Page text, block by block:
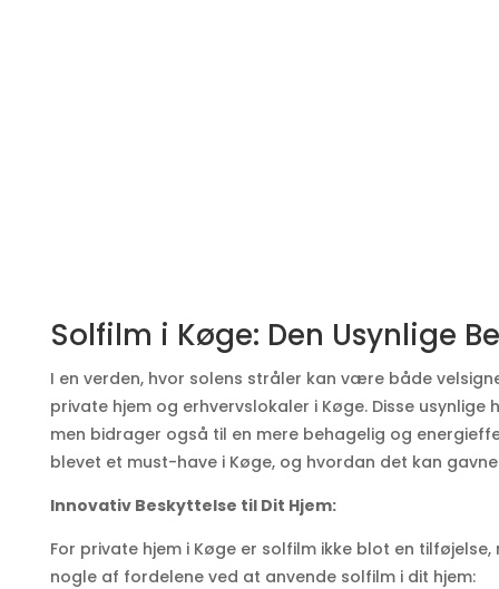
Solfilm i Køge: Den Usynlige
I en verden, hvor solens stråler kan være både
private hjem og erhvervslokaler i Køge. Disse
men bidrager også til en mere behagelig og
blevet et must-have i Køge, og hvordan det kan
Innovativ Beskyttelse til Dit Hjem:
For private hjem i Køge er solfilm ikke blot en
nogle af fordelene ved at anvende solfilm i dit hjem: